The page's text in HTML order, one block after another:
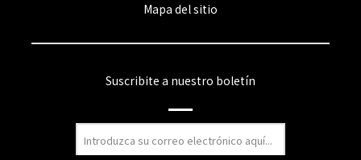
Mapa del sitio
Suscribite a nuestro boletín